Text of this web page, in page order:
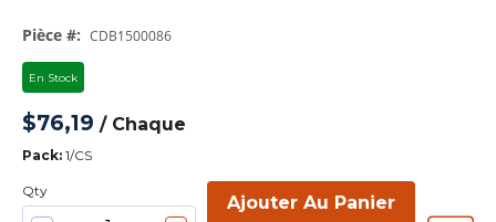
Pièce #: CDB1500086
En Stock
$76,19 / Chaque
Pack: 1/CS
Qty
Ajouter Au Panier